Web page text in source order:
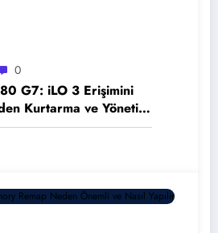
0
G7: iLO 3 Erişimini
Kurtarma ve Yönetim